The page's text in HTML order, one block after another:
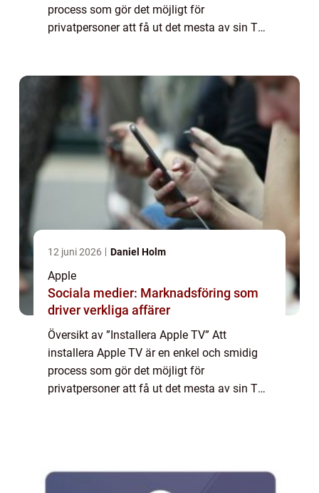
process som gör det möjligt för
privatpersoner att få ut det mesta av sin TV-
12 juni 2026 Daniel Holm
Apple
Sociala medier: Marknadsföring som
driver verkliga affärer
Översikt av ”Installera Apple TV” Att
installera Apple TV är en enkel och smidig
process som gör det möjligt för
privatpersoner att få ut det mesta av sin TV-